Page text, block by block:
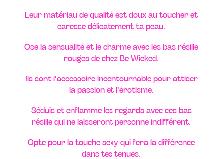
Leur matériau de qualité est doux au toucher et
caresse délicatement ta peau.
Ose la sensualité et le charme avec les bas résille
rouges de chez Be Wicked.
Ils sont l’accessoire incontournable pour attiser
la passion et l’érotisme.
Séduis et enflamme les regards avec ces bas
résille qui ne laisseront personne indifférent.
Opte pour la touche sexy qui fera la différence
dans tes tenues.